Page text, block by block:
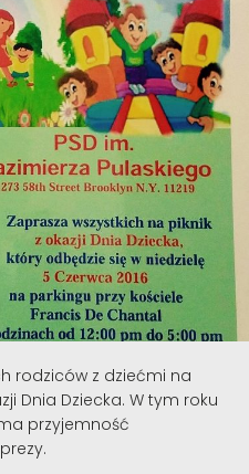
rodziców z dziećmi na
Dnia Dziecka. W tym roku
przyjemność